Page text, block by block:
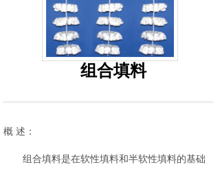
组合填料
概 述：
组合填料是在软性填料和半软性填料的基础